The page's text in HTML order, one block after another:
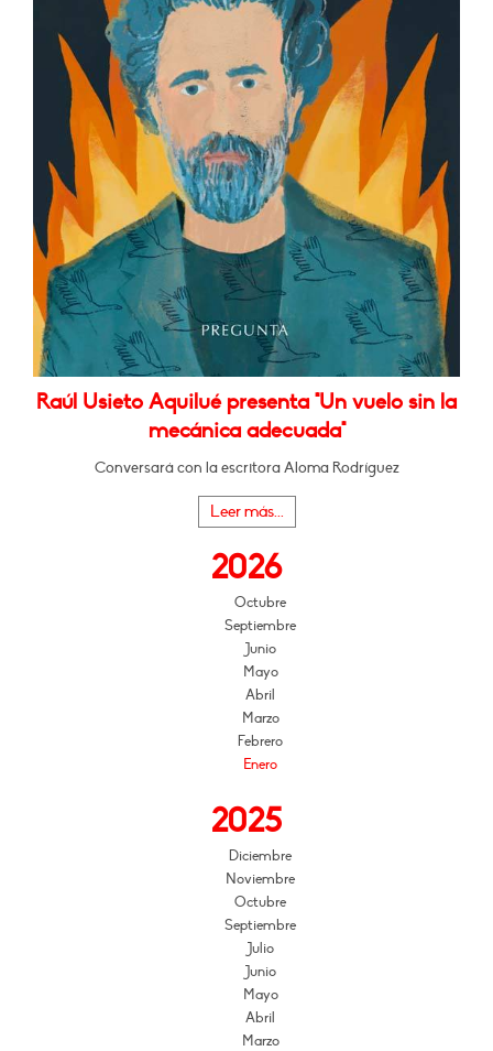
Raúl Usieto Aquilué presenta "Un vuelo sin la
mecánica adecuada"
Conversará con la escritora Aloma Rodríguez
Leer más...
2026
Octubre
Septiembre
Junio
Mayo
Abril
Marzo
Febrero
Enero
2025
Diciembre
Noviembre
Octubre
Septiembre
Julio
Junio
Mayo
Abril
Marzo